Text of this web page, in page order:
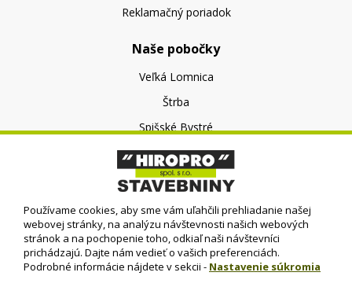
Reklamačný poriadok
Naše pobočky
Veľká Lomnica
Štrba
Spišské Bystré
O nás
O spoločnosti
Kontakt
Používame cookies, aby sme vám uľahčili prehliadanie našej
webovej stránky, na analýzu návštevnosti našich webových
stránok a na pochopenie toho, odkiaľ naši návštevníci
prichádzajú. Dajte nám vedieť o vašich preferenciách.
Podrobné informácie nájdete v sekcii - Nastavenie súkromia